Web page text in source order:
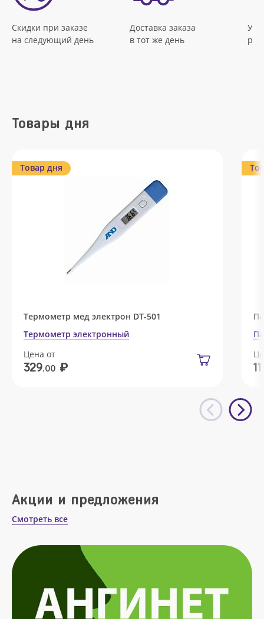
Скидки при заказе
на следующий день
Доставка заказа
в тот же день
Товары дня
Товар дня
Термометр мед электрон DT-501
Термометр электронный
Цена от
329.00 ₽ 11
Акции и предложения
Смотреть все